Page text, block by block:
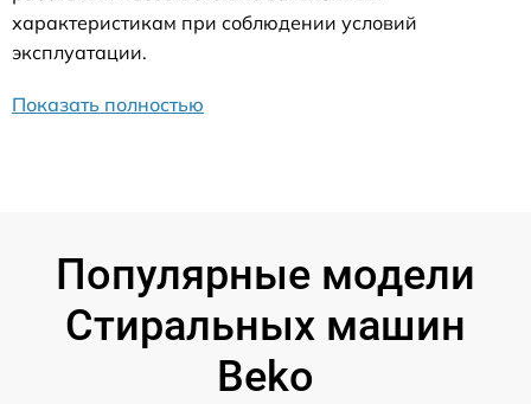
характеристикам при соблюдении условий
эксплуатации.
Показать полностью
Популярные модели
Стиральных машин
Beko